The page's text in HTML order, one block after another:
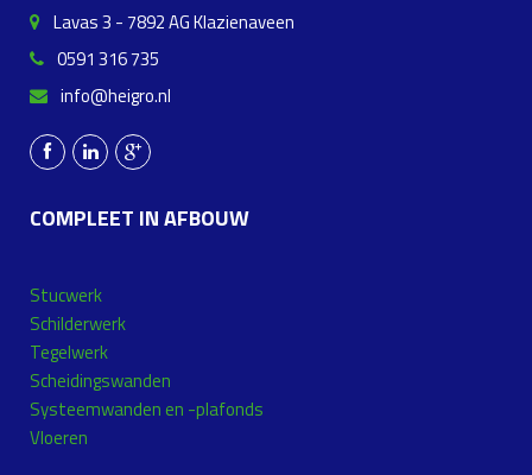
Lavas 3 - 7892 AG Klazienaveen
0591 316 735
info@heigro.nl
COMPLEET IN AFBOUW
Stucwerk
Schilderwerk
Tegelwerk
Scheidingswanden
Systeemwanden en -plafonds
Vloeren